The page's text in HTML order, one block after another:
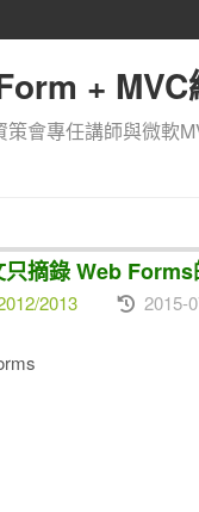
+
會專任講師與微軟
摘錄 Web
2013 2015-